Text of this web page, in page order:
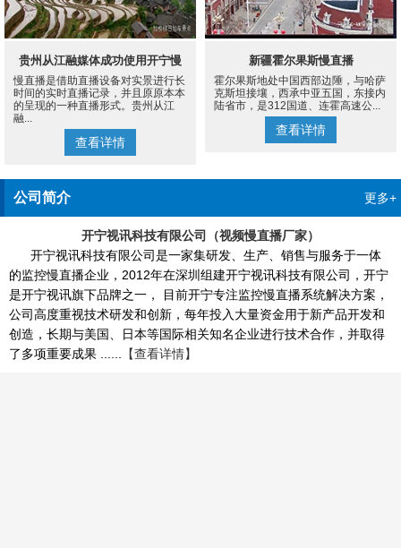
贵州从江融媒体成功使用开宁慢
直播设备案例
慢直播是借助直播设备对实景进行长
时间的实时直播记录，并且原原本本
的呈现的一种直播形式。贵州从江
融...
查看详情
新疆霍尔果斯慢直播
霍尔果斯地处中国西部边陲，与哈萨
克斯坦接壤，西承中亚五国，东接内
陆省市，是312国道、连霍高速公...
查看详情
公司简介 更多+
开宁视讯科技有限公司（视频慢直播厂家）
开宁视讯科技有限公司是一家集研发、生产、销售与服务于一体
的监控慢直播企业，2012年在深圳组建开宁视讯科技有限公司，开宁
是开宁视讯旗下品牌之一， 目前开宁专注监控慢直播系统解决方案，
公司高度重视技术研发和创新，每年投入大量资金用于新产品开发和
创造，长期与美国、日本等国际相关知名企业进行技术合作，并取得
了多项重要成果 ......
【查看详情】